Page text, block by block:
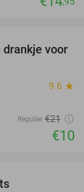
52%
drankje voor
9.6 star
Regulier €21
€10